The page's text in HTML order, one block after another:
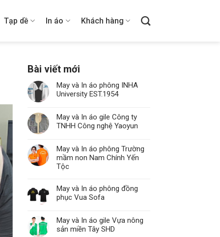
Tạp dề In áo Khách hàng
Bài viết mới
May và In áo phông INHA
University EST.1954
May và In áo gile Công ty
TNHH Công nghệ Yaoyun
May và In áo phông Trường
mầm non Nam Chính Yến
Tộc
May và In áo phông đồng
phục Vua Sofa
May và In áo gile Vựa nông
sản miền Tây SHD